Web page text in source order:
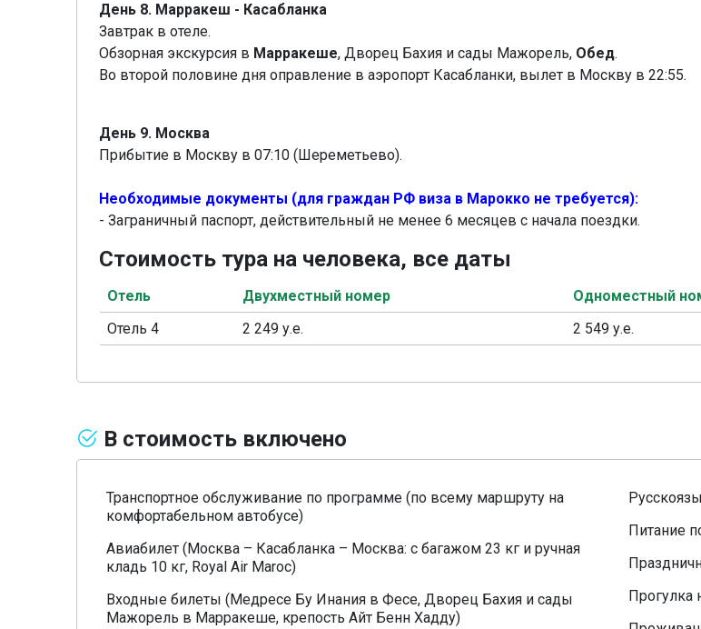
День 8. Марракеш - Касабланка
Завтрак в отеле.
Обзорная экскурсия в Марракеше, Дворец Бахия и сады Мажорель, Обед.
Во второй половине дня оправление в аэропорт Касабланки, вылет в Москву в 22:55.
День 9. Москва
Прибытие в Москву в 07:10 (Шереметьево).
Необходимые документы (для граждан РФ виза в Марокко не требуется):
- Заграничный паспорт, действительный не менее 6 месяцев с начала поездки.
Стоимость тура на человека, все даты
Отель Двухместный номер Одноместный
Отель 4
2 249 у.е. 2 549 у.е.
В стоимость включено
Транспортное обслуживание по программе (по всему маршруту на
комфортабельном автобусе)
Авиабилет (Москва – Касабланка – Москва: с багажом 23 кг и ручная
кладь 10 кг, Royal Air Maroc)
Входные билеты (Медресе Бу Инания в Фесе, Дворец Бахия и сады
Мажорель в Марракеше, крепость Айт Бенн Хадду)
Питание
Прогулка